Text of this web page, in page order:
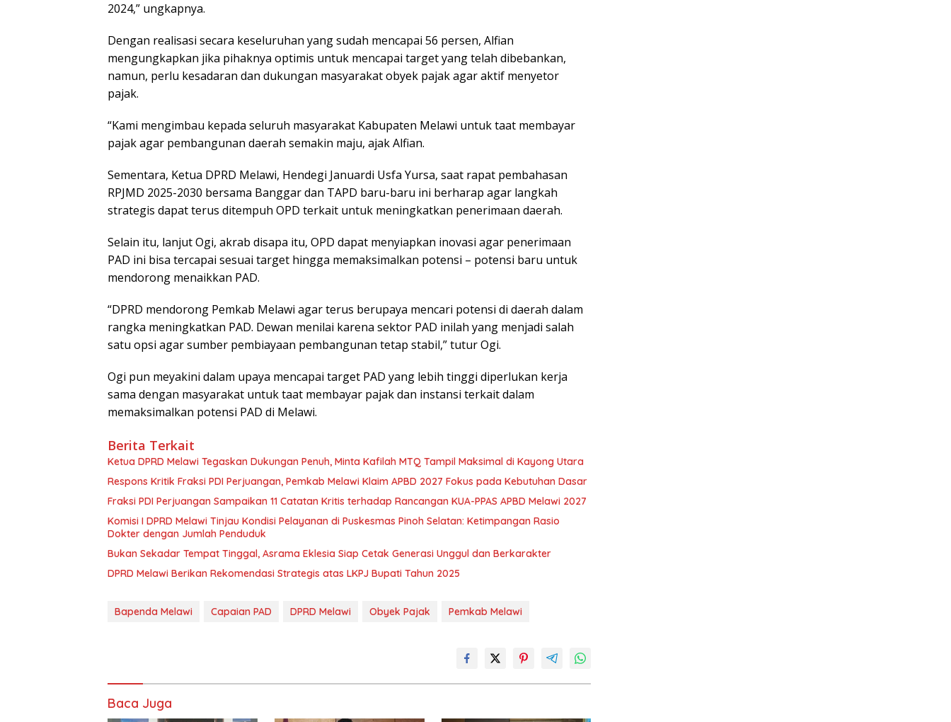
2024,” ungkapnya.
Dengan realisasi secara keseluruhan yang sudah mencapai 56 persen, Alfian
mengungkapkan jika pihaknya optimis untuk mencapai target yang telah dibebankan,
namun, perlu kesadaran dan dukungan masyarakat obyek pajak agar aktif menyetor
pajak.
“Kami mengimbau kepada seluruh masyarakat Kabupaten Melawi untuk taat membayar
pajak agar pembangunan daerah semakin maju, ajak Alfian.
Sementara, Ketua DPRD Melawi, Hendegi Januardi Usfa Yursa, saat rapat pembahasan
RPJMD 2025-2030 bersama Banggar dan TAPD baru-baru ini berharap agar langkah
strategis dapat terus ditempuh OPD terkait untuk meningkatkan penerimaan daerah.
Selain itu, lanjut Ogi, akrab disapa itu, OPD dapat menyiapkan inovasi agar penerimaan
PAD ini bisa tercapai sesuai target hingga memaksimalkan potensi – potensi baru untuk
mendorong menaikkan PAD.
“DPRD mendorong Pemkab Melawi agar terus berupaya mencari potensi di daerah dalam
rangka meningkatkan PAD. Dewan menilai karena sektor PAD inilah yang menjadi salah
satu opsi agar sumber pembiayaan pembangunan tetap stabil,” tutur Ogi.
Ogi pun meyakini dalam upaya mencapai target PAD yang lebih tinggi diperlukan kerja
sama dengan masyarakat untuk taat membayar pajak dan instansi terkait dalam
memaksimalkan potensi PAD di Melawi.
Berita Terkait
Ketua DPRD Melawi Tegaskan Dukungan Penuh, Minta Kafilah MTQ Tampil Maksimal di Kayong Utara
Respons Kritik Fraksi PDI Perjuangan, Pemkab Melawi Klaim APBD 2027 Fokus pada Kebutuhan Dasar
Fraksi PDI Perjuangan Sampaikan 11 Catatan Kritis terhadap Rancangan KUA-PPAS APBD Melawi 2027
Komisi I DPRD Melawi Tinjau Kondisi Pelayanan di Puskesmas Pinoh Selatan: Ketimpangan Rasio
Dokter dengan Jumlah Penduduk
Bukan Sekadar Tempat Tinggal, Asrama Eklesia Siap Cetak Generasi Unggul dan Berkarakter
DPRD Melawi Berikan Rekomendasi Strategis atas LKPJ Bupati Tahun 2025
Bapenda Melawi Capaian PAD DPRD Melawi Obyek Pajak Pemkab Melawi
Baca Juga